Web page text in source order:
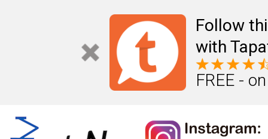
Follow
with
FREE -